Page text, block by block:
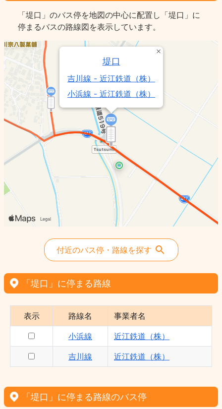
「堤口」のバス停を地図の中心に配置し「堤口」に
停まるバスの路線図を表示しています。
堤口
吉川線 - 近江鉄道（株）
小浜線 - 近江鉄道（株）
付近のバス停・路線を探す
「堤口」に停まる路線
表示 路線名 事業者名
小浜線 近江鉄道（株）
吉川線 近江鉄道（株）
「堤口」に停まる路線のバス停